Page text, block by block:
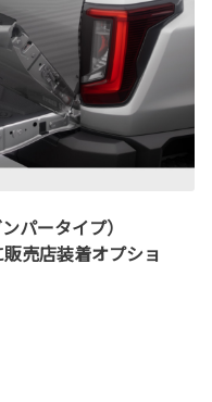
パータイプ）
売店装着オプショ